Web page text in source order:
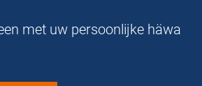
met uw persoonlijke häwa